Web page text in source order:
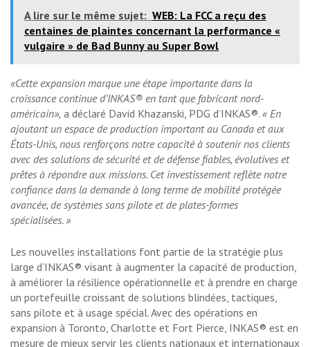
A lire sur le même sujet: WEB: La FCC a reçu des
centaines de plaintes concernant la performance «
vulgaire » de Bad Bunny au Super Bowl
«Cette expansion marque une étape importante dans la
croissance continue d’INKAS® en tant que fabricant nord-
américain», a déclaré David Khazanski, PDG d’INKAS®. « En
ajoutant un espace de production important au Canada et aux
États-Unis, nous renforçons notre capacité à soutenir nos clients
avec des solutions de sécurité et de défense fiables, évolutives et
prêtes à répondre aux missions. Cet investissement reflète notre
confiance dans la demande à long terme de mobilité protégée
avancée, de systèmes sans pilote et de plates-formes
spécialisées. »
Les nouvelles installations font partie de la stratégie plus
large d’INKAS® visant à augmenter la capacité de production,
à améliorer la résilience opérationnelle et à prendre en charge
un portefeuille croissant de solutions blindées, tactiques,
sans pilote et à usage spécial. Avec des opérations en
expansion à Toronto, Charlotte et Fort Pierce, INKAS® est en
mesure de mieux servir les clients nationaux et internationaux